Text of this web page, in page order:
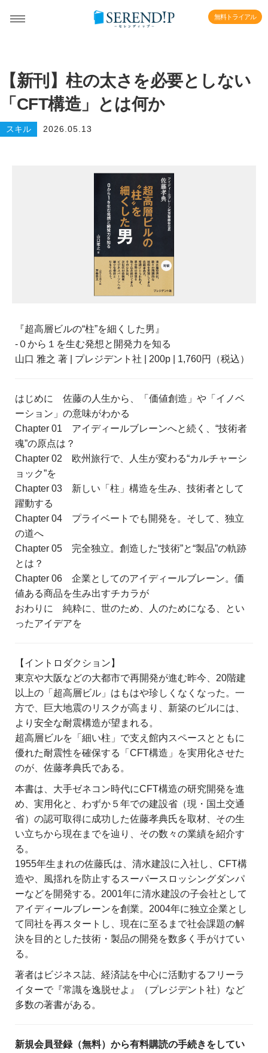
無料トライアル
【新刊】柱の太さを必要としない
「CFT構造」とは何か
スキル 2026.05.13
『超高層ビルの“柱”を細くした男』
-０から１を生む発想と開発力を知る
山口 雅之 著 | プレジデント社 | 200p | 1,760円（税込）
はじめに 佐藤の人生から、「価値創造」や「イノベ
ーション」の意味がわかる
Chapter 01 アイディールブレーンへと続く、“技術者
魂”の原点は？
Chapter 02 欧州旅行で、人生が変わる“カルチャーシ
ョック”を
Chapter 03 新しい「柱」構造を生み、技術者として
躍動する
Chapter 04 プライベートでも開発を。そして、独立
の道へ
Chapter 05 完全独立。創造した“技術”と“製品”の軌跡
とは？
Chapter 06 企業としてのアイディールブレーン。価
値ある商品を生み出すチカラが
おわりに 純粋に、世のため、人のためになる、とい
ったアイデアを
【イントロダクション】
東京や大阪などの大都市で再開発が進む昨今、20階建
以上の「超高層ビル」はもはや珍しくなくなった。一
方で、巨大地震のリスクが高まり、新築のビルには、
より安全な耐震構造が望まれる。
超高層ビルを「細い柱」で支え館内スペースとともに
優れた耐震性を確保する「CFT構造」を実用化させた
のが、佐藤孝典氏である。
本書は、大手ゼネコン時代にCFT構造の研究開発を進
め、実用化と、わずか５年での建設省（現・国土交通
省）の認可取得に成功した佐藤孝典氏を取材、その生
い立ちから現在までを辿り、その数々の業績を紹介す
る。
1955年生まれの佐藤氏は、清水建設に入社し、CFT構
造や、風揺れを防止するスーパースロッシングダンパ
ーなどを開発する。2001年に清水建設の子会社として
アイディールブレーンを創業。2004年に独立企業とし
て同社を再スタートし、現在に至るまで社会課題の解
決を目的とした技術・製品の開発を数多く手がけてい
る。
著者はビジネス誌、経済誌を中心に活動するフリーラ
イターで『常識を逸脱せよ』（プレジデント社）など
多数の著書がある。
新規会員登録（無料）から有料購読の手続きをしてい